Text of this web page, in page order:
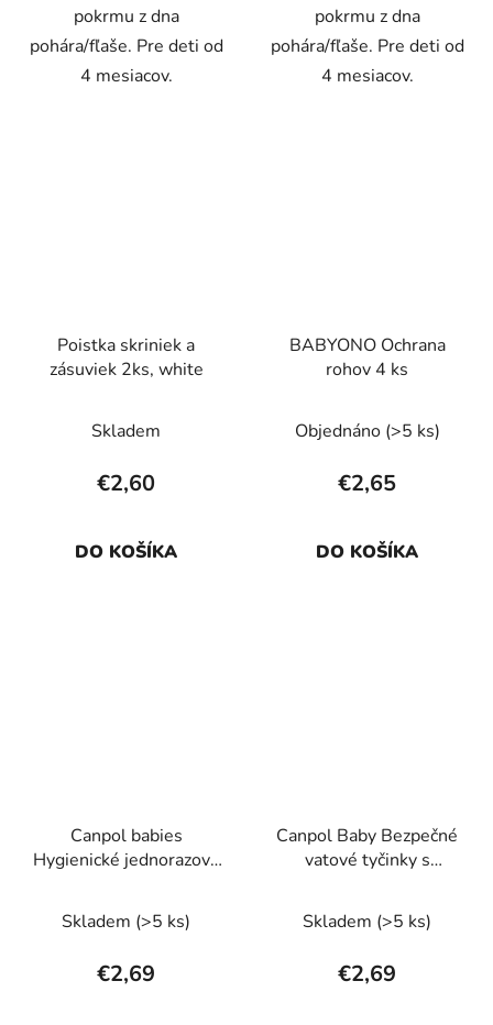
pokrmu z dna
pohára/fľaše. Pre deti od
4 mesiacov.
pokrmu z dna
pohára/fľaše. Pre deti od
4 mesiacov.
Poistka skriniek a
zásuviek 2ks, white
Skladem
€2,60
DO KOŠÍKA
BABYONO Ochrana
rohov 4 ks
Objednáno (>5 ks)
€2,65
DO KOŠÍKA
Canpol babies
Hygienické jednorazové
Skladem (>5 ks)
€2,69
Canpol Baby Bezpečné
vatové tyčinky s
bábätká 55 ks
Skladem (>5 ks)
€2,69